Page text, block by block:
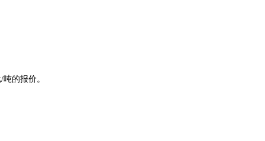
的报价。